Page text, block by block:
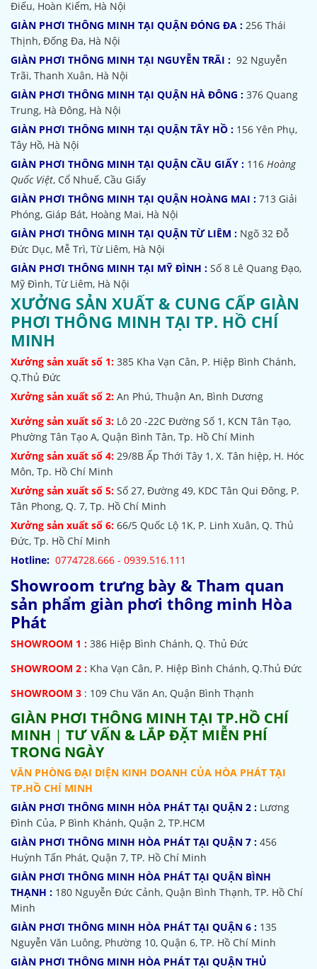
Điếu, Hoàn Kiếm, Hà Nội
GIÀN PHƠI THÔNG MINH TẠI QUẬN ĐÓNG ĐA : 256 Thái
Thịnh, Đống Đa, Hà Nội
GIÀN PHƠI THÔNG MINH TẠI NGUYỄN TRÃI : 92 Nguyễn
Trãi, Thanh Xuân, Hà Nội
GIÀN PHƠI THÔNG MINH TẠI QUẬN HÀ ĐÔNG : 376 Quang
Trung, Hà Đông, Hà Nội
GIÀN PHƠI THÔNG MINH TẠI QUẬN TÂY HỒ : 156 Yên Phụ,
Tây Hồ, Hà Nội
GIÀN PHƠI THÔNG MINH TẠI QUẬN CẦU GIẤY : 116 Hoàng
Quốc Việt, Cổ Nhuế, Cầu Giấy
GIÀN PHƠI THÔNG MINH TẠI QUẬN HOÀNG MAI : 713 Giải
Phóng, Giáp Bát, Hoàng Mai, Hà Nội
GIÀN PHƠI THÔNG MINH TẠI QUẬN TỪ LIÊM : Ngõ 32 Đỗ
Đức Dục, Mễ Trì, Từ Liêm, Hà Nội
GIÀN PHƠI THÔNG MINH TẠI MỸ ĐÌNH : Số 8 Lê Quang Đạo,
Mỹ Đình, Từ Liêm, Hà Nội
XƯỞNG SẢN XUẤT & CUNG CẤP GIÀN
PHƠI THÔNG MINH TẠI TP. HỒ CHÍ
MINH
Xưởng sản xuất số 1: 385 Kha Vạn Cân, P. Hiệp Bình Chánh,
Q.Thủ Đức
Xưởng sản xuất số 2: An Phú, Thuận An, Bình Dương
Xưởng sản xuất số 3: Lô 20 -22C Đường Số 1, KCN Tân Tạo,
Phường Tân Tạo A, Quận Bình Tân, Tp. Hồ Chí Minh
Xưởng sản xuất số 4: 29/8B Ấp Thới Tây 1, X. Tân hiệp, H. Hóc
Môn, Tp. Hồ Chí Minh
Xưởng sản xuất số 5: Số 27, Đường 49, KDC Tân Qui Đông, P.
Tân Phong, Q. 7, Tp. Hồ Chí Minh
Xưởng sản xuất số 6: 66/5 Quốc Lộ 1K, P. Linh Xuân, Q. Thủ
Đức, Tp. Hồ Chí Minh
Hotline: 0774728.666 - 0939.516.111
Showroom trưng bày & Tham quan
sản phẩm giàn phơi thông minh Hòa
Phát
SHOWROOM 1 : 386 Hiệp Bình Chánh, Q. Thủ Đức
SHOWROOM 2 : Kha Vạn Cân, P. Hiệp Bình Chánh, Q.Thủ Đức
SHOWROOM 3 : 109 Chu Văn An, Quận Bình Thạnh
GIÀN PHƠI THÔNG MINH TẠI TP.HỒ CHÍ
MINH | TƯ VẤN & LẮP ĐẶT MIỄN PHÍ
TRONG NGÀY
VĂN PHÒNG ĐẠI DIỆN KINH DOANH CỦA HÒA PHÁT TẠI
TP.HỒ CHÍ MINH
GIÀN PHƠI THÔNG MINH HÒA PHÁT TẠI QUẬN 2 : Lương
Đình Của, P Bình Khánh, Quận 2, TP.HCM
GIÀN PHƠI THÔNG MINH HÒA PHÁT TẠI QUẬN 7 : 456
Huỳnh Tấn Phát, Quận 7, TP. Hồ Chí Minh
GIÀN PHƠI THÔNG MINH HÒA PHÁT TẠI QUẬN BÌNH
THẠNH : 180 Nguyễn Đức Cảnh, Quận Bình Thạnh, TP. Hồ Chí
Minh
GIÀN PHƠI THÔNG MINH HÒA PHÁT TẠI QUẬN 6 : 135
Nguyễn Văn Luông, Phường 10, Quận 6, TP. Hồ Chí Minh
GIÀN PHƠI THÔNG MINH HÒA PHÁT TẠI QUẬN THỦ